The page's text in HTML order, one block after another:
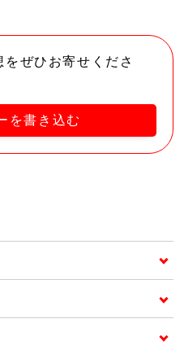
ぜひお寄せくださ
を書き込む